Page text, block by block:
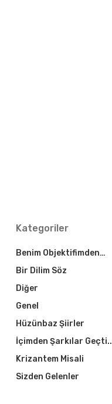
Kategoriler
Benim Objektifimden…
Bir Dilim Söz
Diğer
Genel
Hüzünbaz Şiirler
İçimden Şarkılar Geçti..
Krizantem Misali
Sizden Gelenler